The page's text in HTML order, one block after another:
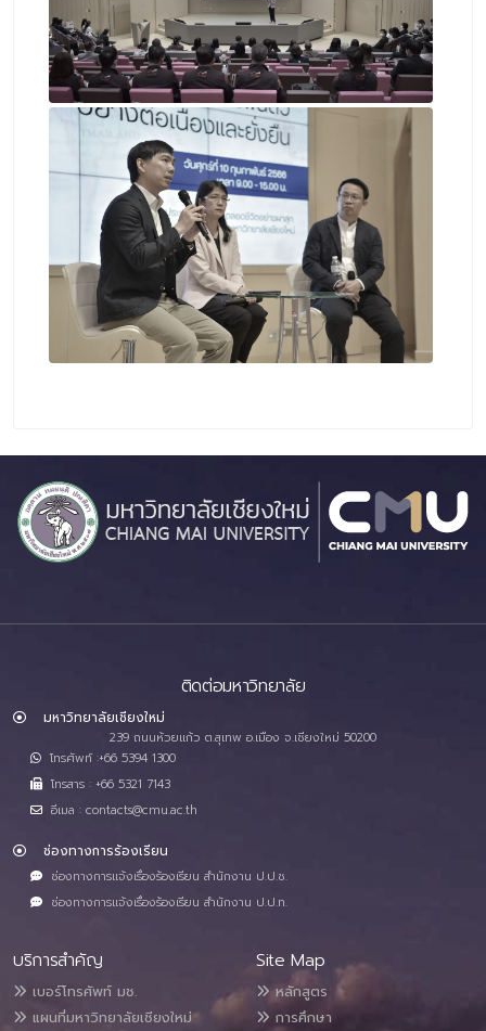
ติดต่อมหาวิทยาลัย
มหาวิทยาลัยเชียงใหม่
239 ถนนห้วยแก้ว ต.สุเทพ อ.เมือง จ.เชียงใหม่ 50200
โทรศัพท์ :+66 5394 1300
โทรสาร : +66 5321 7143
อีเมล : contacts@cmu.ac.th
ช่องทางการร้องเรียน
ช่องทางการแจ้งเรื่องร้องเรียน สำนักงาน ป.ป.ช.
ช่องทางการแจ้งเรื่องร้องเรียน สำนักงาน ป.ป.ท.
บริการสำคัญ
เบอร์โทรศัพท์ มช.
แผนที่มหาวิทยาลัยเชียงใหม่
Site Map
หลักสูตร
การศึกษา